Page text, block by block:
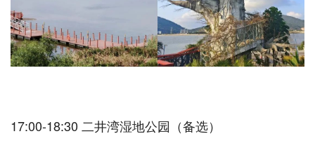
17:00-18:30 二井湾湿地公园（备选）